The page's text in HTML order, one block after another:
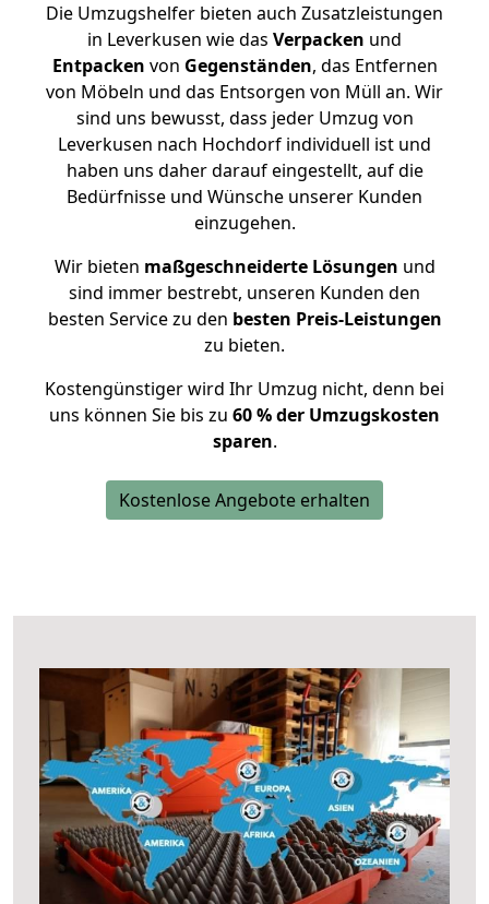
Die Umzugshelfer bieten auch Zusatzleistungen
in Leverkusen wie das Verpacken und
Entpacken von Gegenständen, das Entfernen
von Möbeln und das Entsorgen von Müll an. Wir
sind uns bewusst, dass jeder Umzug von
Leverkusen nach Hochdorf individuell ist und
haben uns daher darauf eingestellt, auf die
Bedürfnisse und Wünsche unserer Kunden
einzugehen.
Wir bieten maßgeschneiderte Lösungen und
sind immer bestrebt, unseren Kunden den
besten Service zu den besten Preis-Leistungen
zu bieten.
Kostengünstiger wird Ihr Umzug nicht, denn bei
uns können Sie bis zu 60 % der Umzugskosten
sparen.
Kostenlose Angebote erhalten